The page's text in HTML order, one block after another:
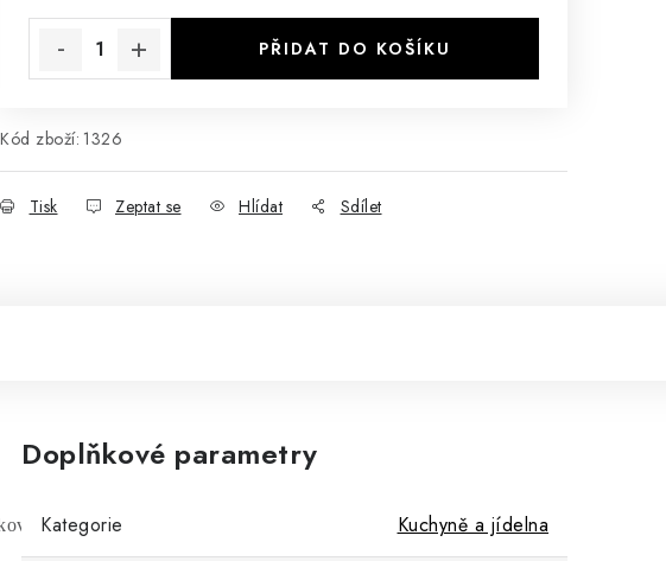
PŘIDAT DO KOŠÍKU
Kód zboží: 1326
Tisk Zeptat se Hlídat Sdílet
výkonu 6 kW
Doplňkové parametry
Kategorie Kuchyně a jídelna